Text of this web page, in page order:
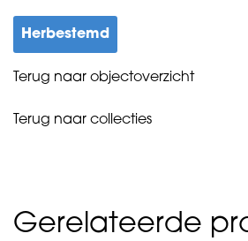
Herbestemd
Terug naar objectoverzicht
Terug naar collecties
Gerelateerde